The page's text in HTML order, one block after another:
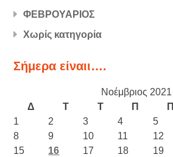
ΦΕΒΡΟΥΑΡΙΟΣ
Χωρίς κατηγορία
Σήμερα είναιι….
Νοέμβριος 2021
Δ
Τ Τ Π Π
1
2 3 4 5
8
9 10 11 12
15
16 17 18 19